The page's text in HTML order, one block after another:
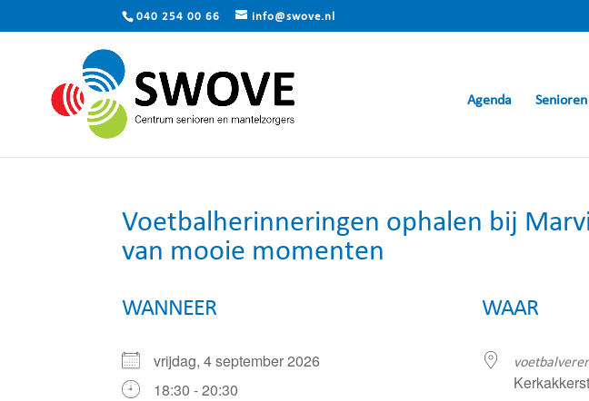
040 254 00 66 info@swove.nl
Agenda Senioren
Voetbalherinneringen ophalen bij
van mooie momenten
WANNEER
vrijdag, 4 september 2026
18:30 - 20:30
WAAR